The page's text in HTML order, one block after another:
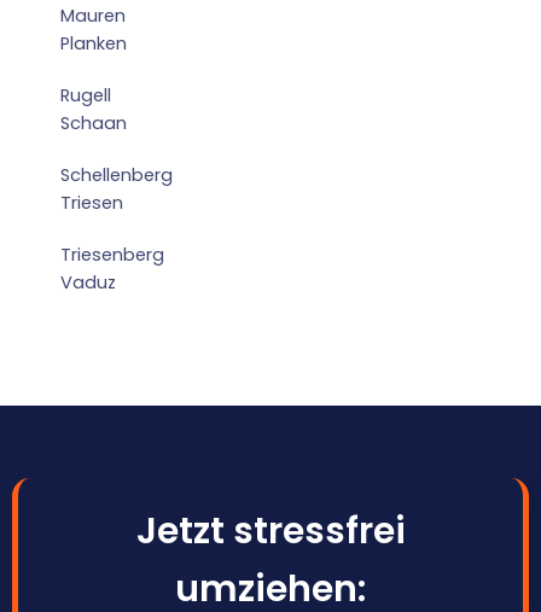
Mauren
Planken
Rugell
Schaan
Schellenberg
Triesen
Triesenberg
Vaduz
Jetzt stressfrei
umziehen: